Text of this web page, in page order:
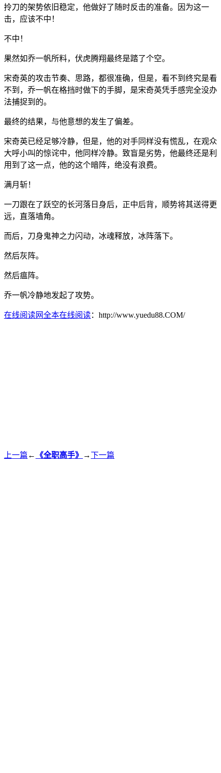
拎刀的架势依旧稳定，他做好了随时反击的准备。因为这一
击，应该不中！
不中！
果然如乔一帆所料，伏虎腾翔最终是踏了个空。
宋奇英的攻击节奏、思路，都很准确，但是，看不到终究是看
不到，乔一帆在格挡时做下的手脚，是宋奇英凭手感完全没办
法捕捉到的。
最终的结果，与他意想的发生了偏差。
宋奇英已经足够冷静，但是，他的对手同样没有慌乱，在观众
大呼小叫的惊诧中，他同样冷静。致盲是劣势，他最终还是利
用到了这一点，他的这个暗阵，绝没有浪费。
满月斩！
一刀跟在了跃空的长河落日身后，正中后背，顺势将其送得更
远，直落墙角。
而后，刀身鬼神之力闪动，冰魂释放，冰阵落下。
然后灰阵。
然后瘟阵。
乔一帆冷静地发起了攻势。
在线阅读网全本在线阅读：http://www.yuedu88.COM/
上一篇 ← 《全职高手》 →下一篇